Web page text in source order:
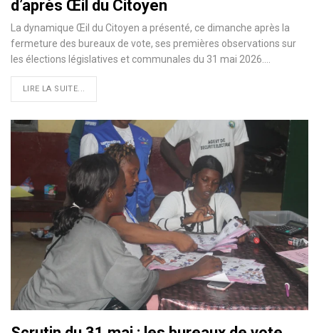
d’après Œil du Citoyen
La dynamique Œil du Citoyen a présenté, ce dimanche après la
fermeture des bureaux de vote, ses premières observations sur
les élections législatives et communales du 31 mai 2026.…
LIRE LA SUITE...